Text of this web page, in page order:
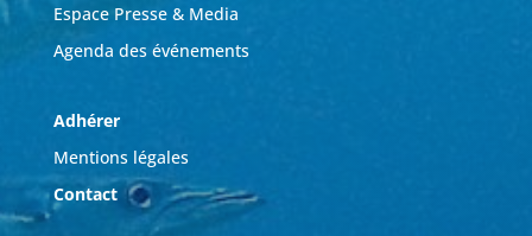
Espace Presse & Media
Agenda des événements
Adhérer
Mentions légales
Contact